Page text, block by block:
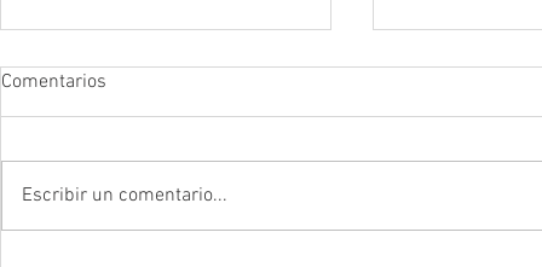
Comentarios
Escribir un comentario...